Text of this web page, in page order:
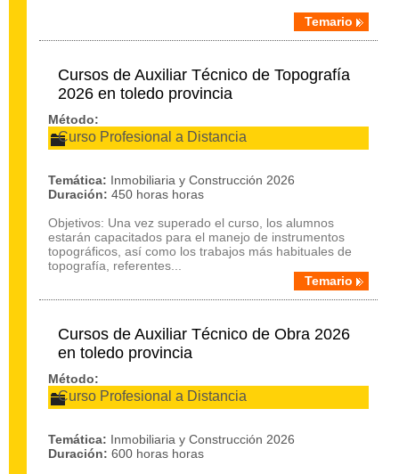
Temario
Cursos de Auxiliar Técnico de Topografía
2026 en toledo provincia
Método:
Curso Profesional a Distancia
Temática: Inmobiliaria y Construcción 2026
Duración: 450 horas horas
Objetivos: Una vez superado el curso, los alumnos
estarán capacitados para el manejo de instrumentos
topográficos, así como los trabajos más habituales de
topografía, referentes...
Temario
Cursos de Auxiliar Técnico de Obra 2026
en toledo provincia
Método:
Curso Profesional a Distancia
Temática: Inmobiliaria y Construcción 2026
Duración: 600 horas horas